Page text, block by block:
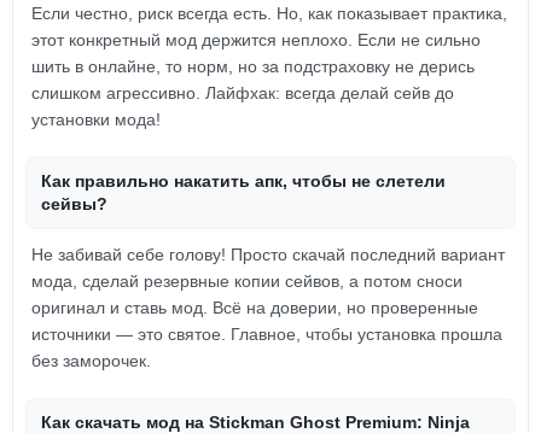
Если честно, риск всегда есть. Но, как показывает практика,
этот конкретный мод держится неплохо. Если не сильно
шить в онлайне, то норм, но за подстраховку не дерись
слишком агрессивно. Лайфхак: всегда делай сейв до
установки мода!
Как правильно накатить апк, чтобы не слетели
сейвы?
Не забивай себе голову! Просто скачай последний вариант
мода, сделай резервные копии сейвов, а потом сноси
оригинал и ставь мод. Всё на доверии, но проверенные
источники — это святое. Главное, чтобы установка прошла
без заморочек.
Как скачать мод на Stickman Ghost Premium: Ninja